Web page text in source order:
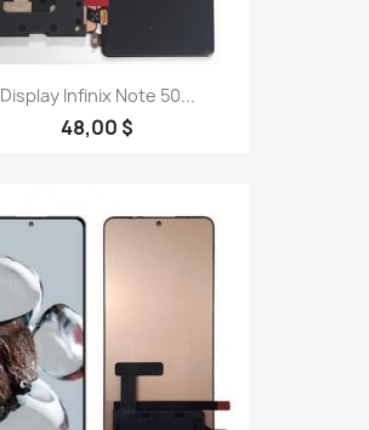
Display Infinix Note 50...
48,00 $